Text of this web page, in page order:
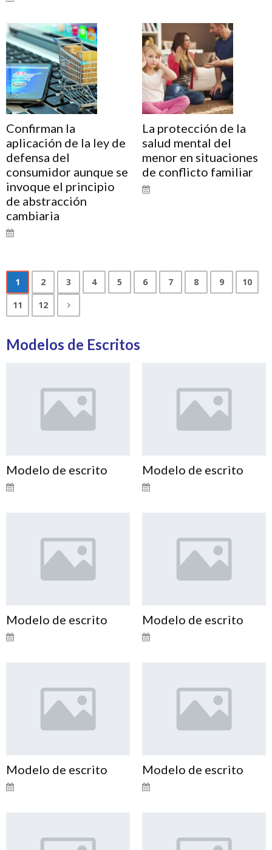
Confirman la
aplicación de la ley de
defensa del
consumidor aunque se
invoque el principio
de abstracción
cambiaria
La protección de la
salud mental del
menor en situaciones
de conflicto familiar
1 2 3 4 5 6 7 8 9
10
11
12
Modelos de Escritos
Modelo de escrito Modelo de escrito
Modelo de escrito Modelo de escrito
Modelo de escrito Modelo de escrito